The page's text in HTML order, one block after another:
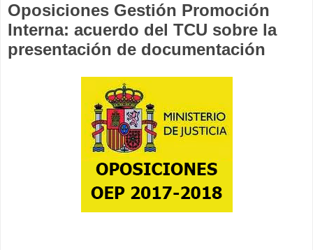
Oposiciones Gestión Promoción
Interna: acuerdo del TCU sobre la
presentación de documentación